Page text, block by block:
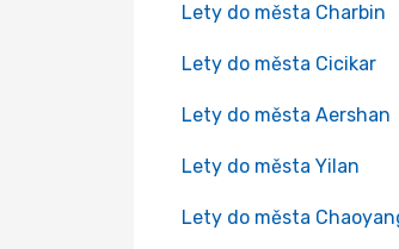
Lety do města Charbin
Lety do města Cicikar
Lety do města Aershan
Lety do města Yilan
Lety do města